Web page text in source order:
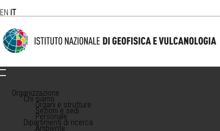
EN IT
Organizzazione
Chi siamo
Organi e strutture
Sezioni e sedi
Personale
Dipartimenti di ricerca
Ambiente